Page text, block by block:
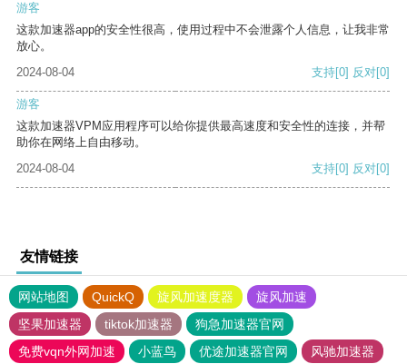
游客
这款加速器app的安全性很高，使用过程中不会泄露个人信息，让我非常
放心。
2024-08-04
支持[0] 反对[0]
游客
这款加速器VPM应用程序可以给你提供最高速度和安全性的连接，并帮
助你在网络上自由移动。
2024-08-04
支持[0] 反对[0]
友情链接
网站地图 QuickQ 旋风加速度器
旋风加速
坚果加速器
tiktok加速器
狗急加速器官网
免费vqn外网加速
小蓝鸟 优途加速器官网
风驰加速器